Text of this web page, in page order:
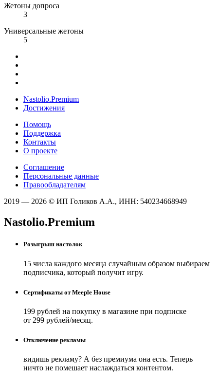
Жетоны допроса
3
Универсальные жетоны
5
Nastolio.Premium
Достижения
Помощь
Поддержка
Контакты
О проекте
Соглашение
Персональные данные
Правообладателям
2019 — 2026 © ИП Голиков А.А., ИНН: 540234668949
Nastolio.Premium
Розыгрыш настолок
15 числа каждого месяца случайным образом выбираем
подписчика, который получит игру.
Сертификаты от Meeple House
199 рублей на покупку в магазине при подписке
от 299 рублей/месяц.
Отключение рекламы
видишь рекламу? А без премиума она есть. Теперь
ничто не помешает наслаждаться контентом.